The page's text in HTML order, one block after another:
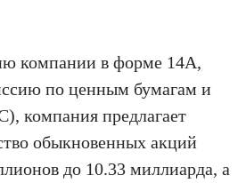
компании в форме 14A,
по ценным бумагам и
компания предлагает
обыкновенных акций
до 10.33 миллиарда, а